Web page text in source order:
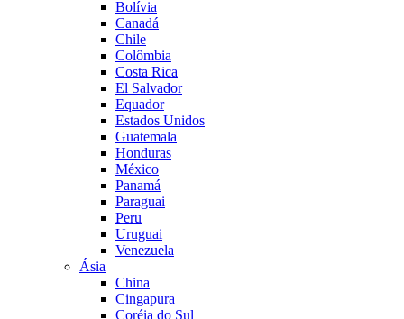
Bolívia
Canadá
Chile
Colômbia
Costa Rica
El Salvador
Equador
Estados Unidos
Guatemala
Honduras
México
Panamá
Paraguai
Peru
Uruguai
Venezuela
Ásia
China
Cingapura
Coréia do Sul